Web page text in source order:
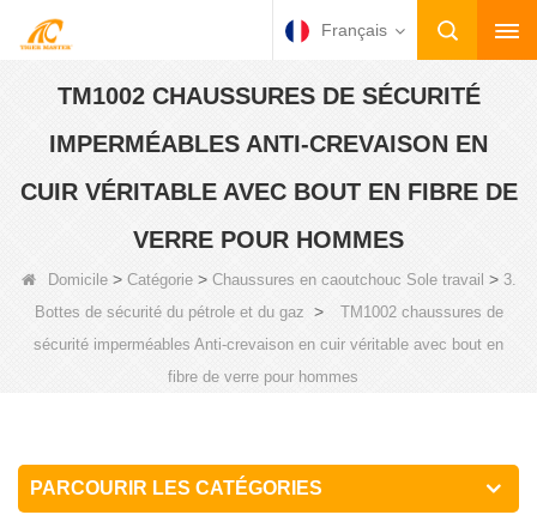
Français
TM1002 CHAUSSURES DE SÉCURITÉ
IMPERMÉABLES ANTI-CREVAISON EN
CUIR VÉRITABLE AVEC BOUT EN FIBRE DE
VERRE POUR HOMMES
Domicile> Catégorie> Chaussures en caoutchouc Sole travail > 3.
Bottes de sécurité du pétrole et du gaz >
TM1002 chaussures de
sécurité imperméables Anti-crevaison en cuir véritable avec bout en
fibre de verre pour hommes
PARCOURIR LES CATÉGORIES